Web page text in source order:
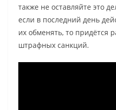
также не оставляйте это
если в последний день
их обменять, то придётся
штрафных санкций.